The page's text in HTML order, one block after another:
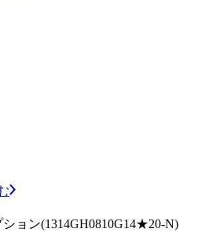
ョン(1314GH0810G14★20-N)